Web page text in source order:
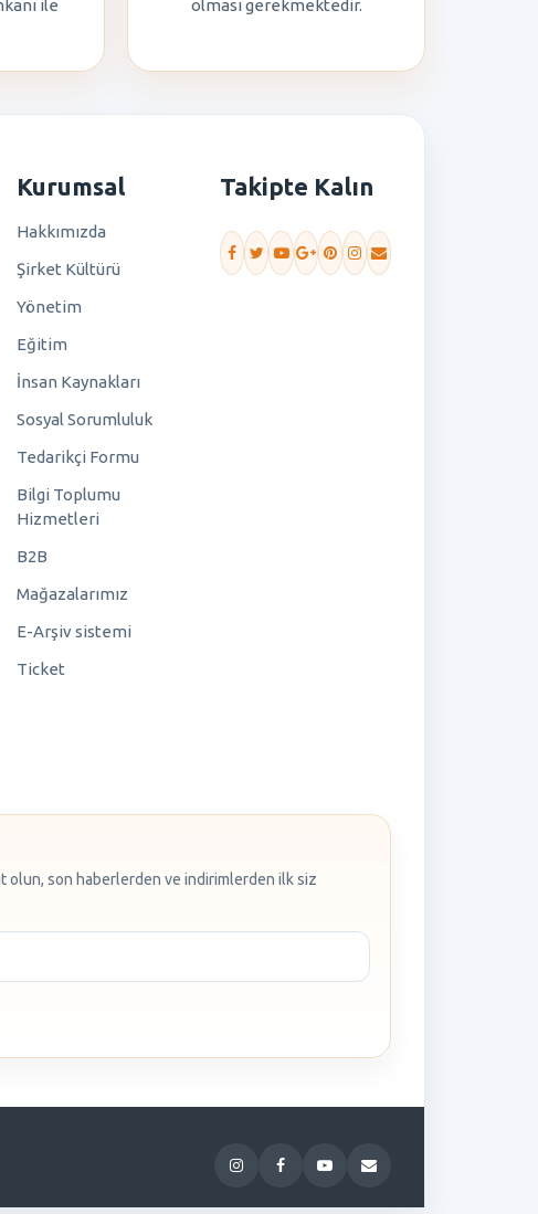
ile
olması gerekmektedir.
Kurumsal
Hakkımızda
Şirket Kültürü
Yönetim
Eğitim
İnsan Kaynakları
Sosyal Sorumluluk
Tedarikçi Formu
Bilgi Toplumu
Hizmetleri
B2B
Mağazalarımız
E-Arşiv sistemi
Ticket
Takipte Kalın
olun, son haberlerden ve indirimlerden ilk siz